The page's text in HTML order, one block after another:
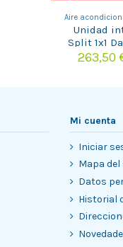
Aire
Unidad
Split 1x1
PLUS
263,50
Mi cuenta
Iniciar
Mapa del
Datos
Historial